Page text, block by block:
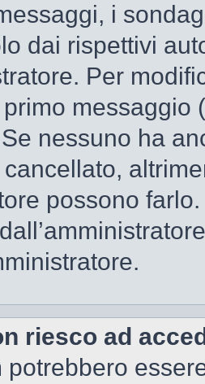
i
dai rispettivi
Per
messaggio
nessuno ha
possono
riesco ad
potrebbero